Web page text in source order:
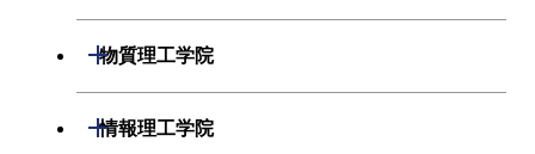
物質理工学院
開閉
材料系
情報理工学院
開閉